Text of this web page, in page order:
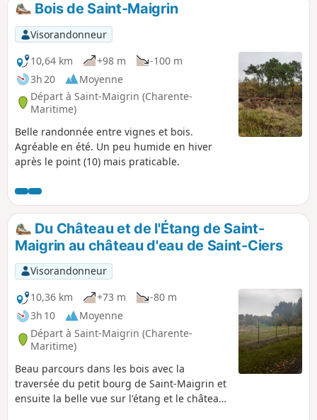
Bois de Saint-Maigrin
Visorandonneur
10,64 km
+98 m
-100 m
3h 20
Moyenne
Départ à Saint-Maigrin (Charente-
Maritime)
Belle randonnée entre vignes et bois.
Agréable en été. Un peu humide en hiver
après le point (10) mais praticable.
Du Château et de l'Étang de Saint-
Maigrin au château d'eau de Saint-Ciers
Visorandonneur
10,36 km
+73 m
-80 m
3h 10
Moyenne
Départ à Saint-Maigrin (Charente-
Maritime)
Beau parcours dans les bois avec la
traversée du petit bourg de Saint-Maigrin et
ensuite la belle vue sur l'étang et le château.